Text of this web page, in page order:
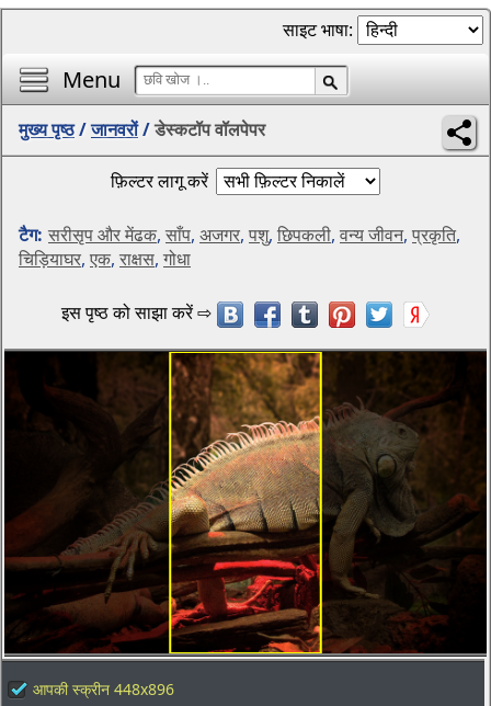
Menu
साइट भाषा:
मुख्य पृष्ठ/जानवरों/डेस्कटॉप वॉलपेपर
फ़िल्टर लागू करें
टैग: सरीसृप और मेंढक, साँप, अजगर, पशु, छिपकली, वन्य जीवन, प्रकृति,
चिड़ियाघर, एक, राक्षस, गोधा
आपकी स्क्रीन 448x896